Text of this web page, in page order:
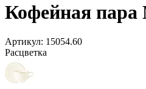
Кофейная пара
Артикул: 15054.60
Расцветка